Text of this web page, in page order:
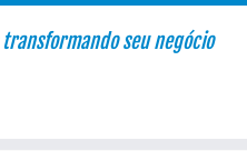
transformando seu negócio